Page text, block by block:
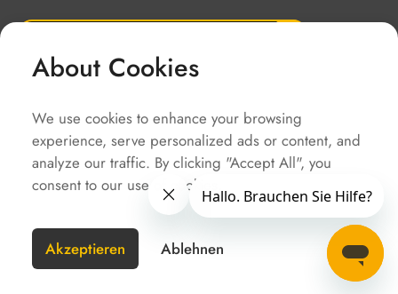
Unternehmen
Schnellzugriffe
URHEBERRECHT @SOLAX POWER
SiteMap
Impressum Nutzungsbedingungen
Datenschutzerklärung
Deutschland(Germany)
About Cookies
We use cookies to enhance your browsing
experience, serve personalized ads or content, and
analyze our traffic. By clicking "Accept All", you
consent to our use of cookies.
Akzeptieren Ablehnen